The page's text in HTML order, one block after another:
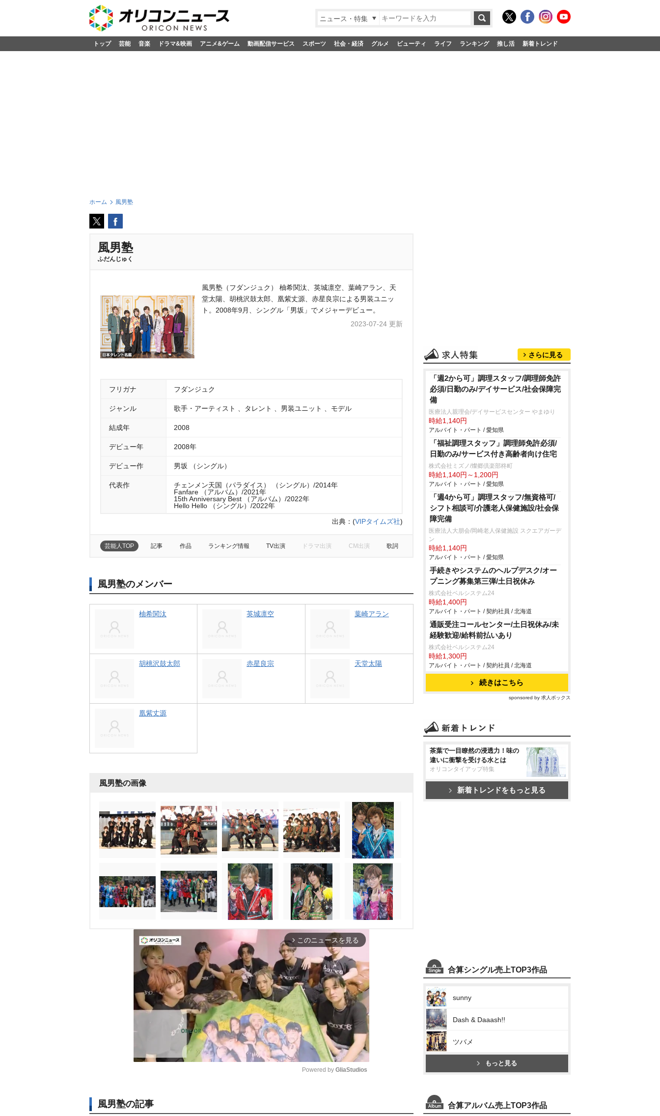
ニュース・特集
トップ 芸能 音楽 ドラマ&映画 アニメ&ゲーム 動画配信サービス スポーツ 社会・経済 グルメ ビューティ ライフ ランキング 推し活 新着トレンド
ホーム 風男塾
風男塾
ふだんじゅく
風男塾（フダンジュク） 柚希関汰、英城凛空、葉崎アラン、天
堂太陽、胡桃沢鼓太郎、凰紫丈源、赤星良宗による男装ユニッ
ト。2008年9月、シングル「男坂」でメジャーデビュー。
2023-07-24 更新
フリガナ フダンジュク
ジャンル 歌手・アーティスト 、タレント 、男装ユニット 、モデル
結成年 2008
デビュー年 2008年
デビュー作 男坂 （シングル）
代表作
チェンメン天国（パラダイス） （シングル）/2014年
Fanfare （アルバム）/2021年
15th Anniversary Best （アルバム）/2022年
Hello Hello （シングル）/2022年
出典： (VIPタイムズ社)
芸能人TOP 記事 作品 ランキング情報 TV出演 ドラマ出演 CM出演 歌詞
風男塾のメンバー
柚希関汰 英城凛空 葉崎アラン
胡桃沢鼓太郎 赤星良宗 天堂太陽
凰紫丈源
風男塾の画像
arrow_forward_ios このニュースを見る
u
Powered by GliaStudios
風男塾の記事
さらに見る
「週2から可」調理スタッフ/調理師免許
必須/日勤のみ/デイサービス/社会保障完
備
医療法人親理会/デイサービスセンター やまゆり
時給1,140円
アルバイト・パート / 愛知県
「福祉調理スタッフ」調理師免許必須/
日勤のみ/サービス付き高齢者向け住宅
株式会社ミズノ/燦郷倶楽部柊町
時給1,140円～1,200円
アルバイト・パート / 愛知県
「週4から可」調理スタッフ/無資格可/
シフト相談可/介護老人保健施設/社会保
障完備
医療法人大朋会/岡崎老人保健施設 スクエアガーデ
ン
時給1,140円
アルバイト・パート / 愛知県
手続きやシステムのヘルプデスク/オー
プニング募集第三弾/土日祝休み
株式会社ベルシステム24
時給1,400円
アルバイト・パート / 契約社員 / 北海道
通販受注コールセンター/土日祝休み/未
経験歓迎/給料前払いあり
株式会社ベルシステム24
時給1,300円
アルバイト・パート / 契約社員 / 北海道
続きはこちら
sponsored by 求人ボックス
茶葉で一目瞭然の浸透力！味の
違いに衝撃を受ける水とは
オリコンタイアップ特集
新着トレンドをもっと見る
合算シングル売上TOP3作品
sunny
Dash & Daaash!!
ツバメ
もっと見る
合算アルバム売上TOP3作品